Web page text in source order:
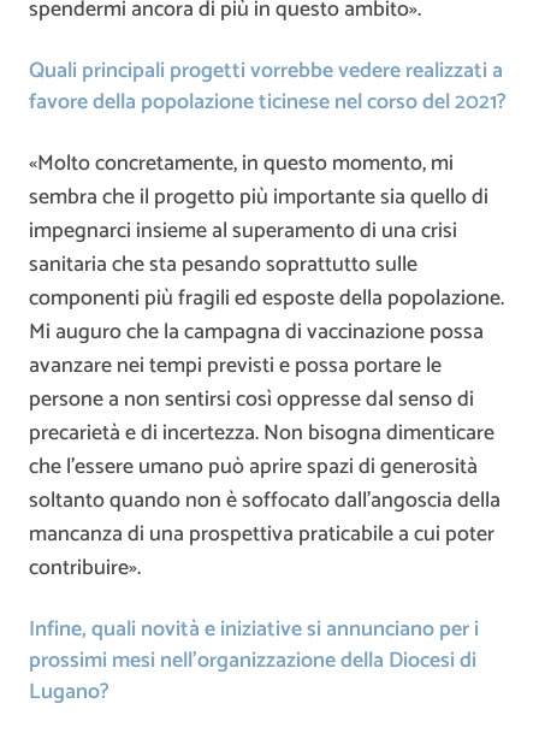
spendermi ancora di più in questo ambito».
Quali principali progetti vorrebbe vedere realizzati a
favore della popolazione ticinese nel corso del 2021?
«Molto concretamente, in questo momento, mi
sembra che il progetto più importante sia quello di
impegnarci insieme al superamento di una crisi
sanitaria che sta pesando soprattutto sulle
componenti più fragili ed esposte della popolazione.
Mi auguro che la campagna di vaccinazione possa
avanzare nei tempi previsti e possa portare le
persone a non sentirsi così oppresse dal senso di
precarietà e di incertezza. Non bisogna dimenticare
che l’essere umano può aprire spazi di generosità
soltanto quando non è soffocato dall’angoscia della
mancanza di una prospettiva praticabile a cui poter
contribuire».
Infine, quali novità e iniziative si annunciano per i
prossimi mesi nell’organizzazione della Diocesi di
Lugano?